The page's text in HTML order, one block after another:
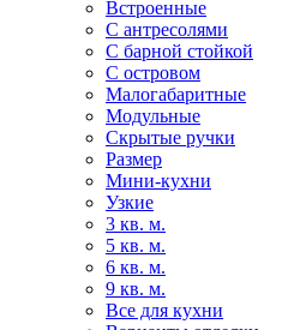
Встроенные
С антресолями
С барной стойкой
С островом
Малогабаритные
Модульные
Скрытые ручки
Размер
Мини-кухни
Узкие
3 кв. м.
5 кв. м.
6 кв. м.
9 кв. м.
Все для кухни